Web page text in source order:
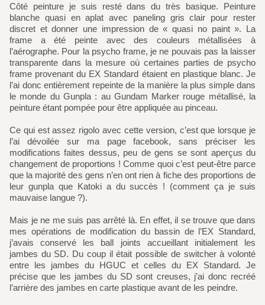
Côté peinture je suis resté dans du très basique. Peinture
blanche quasi en aplat avec paneling gris clair pour rester
discret et donner une impression de « quasi no paint ». La
frame a été peinte avec des couleurs métallisées à
l’aérographe. Pour la psycho frame, je ne pouvais pas la laisser
transparente dans la mesure où certaines parties de psycho
frame provenant du EX Standard étaient en plastique blanc. Je
l’ai donc entièrement repeinte de la manière la plus simple dans
le monde du Gunpla : au Gundam Marker rouge métallisé, la
peinture étant pompée pour être appliquée au pinceau.
Ce qui est assez rigolo avec cette version, c’est que lorsque je
l’ai dévoilée sur ma page facebook, sans préciser les
modifications faites dessus, peu de gens se sont aperçus du
changement de proportions ! Comme quoi c’est peut-être parce
que la majorité des gens n’en ont rien à fiche des proportions de
leur gunpla que Katoki a du succès ! (comment ça je suis
mauvaise langue ?).
Mais je ne me suis pas arrêté là. En effet, il se trouve que dans
mes opérations de modification du bassin de l’EX Standard,
j’avais conservé les ball joints accueillant initialement les
jambes du SD. Du coup il était possible de switcher à volonté
entre les jambes du HGUC et celles du EX Standard. Je
précise que les jambes du SD sont creuses, j’ai donc recréé
l’arrière des jambes en carte plastique avant de les peindre.